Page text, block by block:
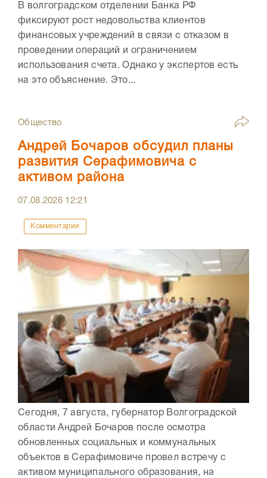
В волгоградском отделении Банка РФ
фиксируют рост недовольства клиентов
финансовых учреждений в связи с отказом в
проведении операций и ограничением
использования счета. Однако у экспертов есть
на это объяснение. Это...
Общество
Андрей Бочаров обсудил планы
развития Серафимовича с
активом района
07.08.2026 12:21
Комментарии
Сегодня, 7 августа, губернатор Волгоградской
области Андрей Бочаров после осмотра
обновленных социальных и коммунальных
объектов в Серафимовиче провел встречу с
активом муниципального образования, на